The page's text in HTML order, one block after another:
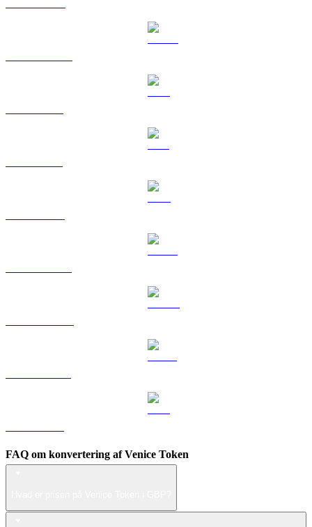
FAQ om konvertering af Venice Token